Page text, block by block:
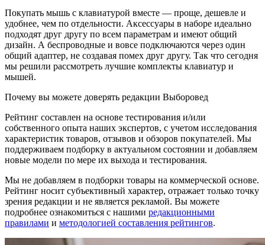
Покупать мышь с клавиатурой вместе — проще, дешевле и
удобнее, чем по отдельности. Аксессуары в наборе идеально
подходят друг другу по всем параметрам и имеют общий
дизайн. А беспроводные и вовсе подключаются через один
общий адаптер, не создавая помех друг другу. Так что сегодня
мы решили рассмотреть лучшие комплекты клавиатур и
мышей.
Почему вы можете доверять редакции Выборовед
Рейтинг составлен на основе тестирования и/или
собственного опыта наших экспертов, с учетом исследования
характеристик товаров, отзывов и обзоров покупателей. Мы
поддерживаем подборку в актуальном состоянии и добавляем
новые модели по мере их выхода и тестирования.
Мы не добавляем в подборки товары на коммерческой основе.
Рейтинг носит субъективный характер, отражает только точку
зрения редакции и не является рекламой. Вы можете
подробнее ознакомиться с нашими редакционными
правилами и методологией составления рейтингов.